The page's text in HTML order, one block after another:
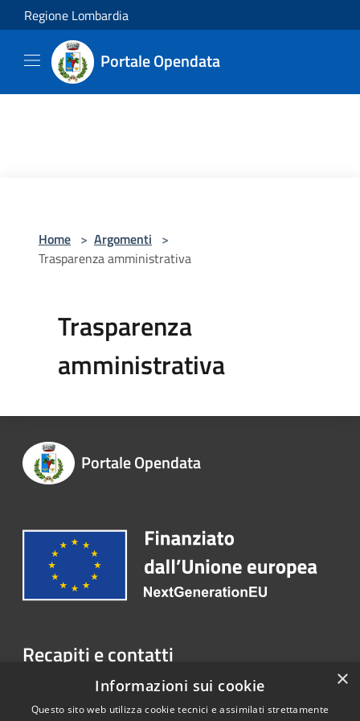
Salta al contenuto principale
Regione Lombardia
Portale Opendata
Home > Argomenti >
Trasparenza amministrativa
Trasparenza
amministrativa
Portale Opendata
Recapiti e contatti
Via XX Settembre, 22 - 21032 Caravate (VA)
Telefono:
0332 601261
×
Informazioni sui cookie
Questo sito web utilizza cookie tecnici e assimilati strettamente